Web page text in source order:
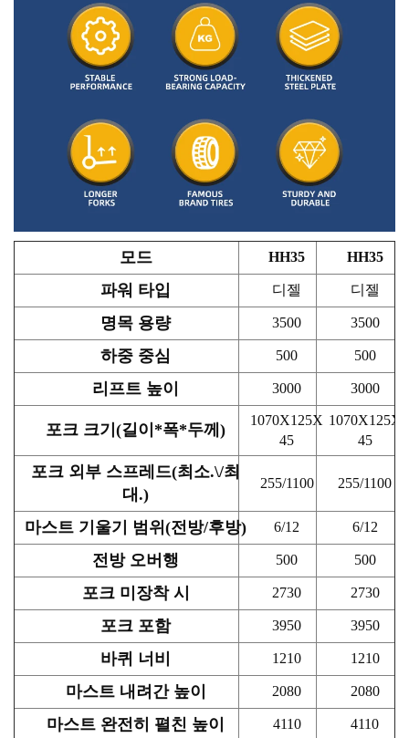
모드 HH35 HH35
파워 타입 디젤 디젤
명목 용량 3500 3500
하중 중심 500 500
리프트 높이 3000 3000
포크 크기(길이*폭*두께)
1070X125X
45
1070X125X
45
포크 외부 스프레드(최소.\/최
대.)
255/1100 255/1100
마스트 기울기 범위(전방/후방) 6/12 6/12
전방 오버행 500 500
포크 미장착 시 2730 2730
포크 포함 3950 3950
바퀴 너비 1210 1210
마스트 내려간 높이 2080 2080
마스트 완전히 펼친 높이 4110 4110